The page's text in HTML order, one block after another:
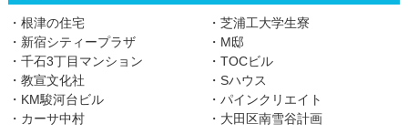
・根津の住宅
・新宿シティープラザ
・千石3丁目マンション
・教宣文化社
・KM駿河台ビル
・カーサ中村
・芝浦工大学生寮
・M邸
・TOCビル
・Sハウス
・パインクリエイト
・大田区南雪谷計画